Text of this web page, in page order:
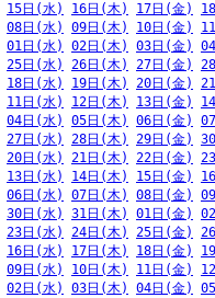
15日(水) 16日(木) 17日(金)
08日(水) 09日(木) 10日(金)
01日(水) 02日(木) 03日(金)
25日(水) 26日(木) 27日(金)
18日(水) 19日(木) 20日(金)
11日(水) 12日(木) 13日(金)
04日(水) 05日(木) 06日(金)
27日(水) 28日(木) 29日(金)
20日(水) 21日(木) 22日(金)
13日(水) 14日(木) 15日(金)
06日(水) 07日(木) 08日(金)
30日(水) 31日(木) 01日(金)
23日(水) 24日(木) 25日(金)
16日(水) 17日(木) 18日(金)
09日(水) 10日(木) 11日(金)
02日(水) 03日(木) 04日(金)